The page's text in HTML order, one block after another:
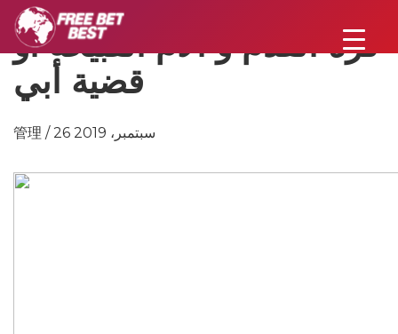
كرة القدم و الأم القبيحة أو
قضية أبي
管理 / 26 سبتمبر، 2019